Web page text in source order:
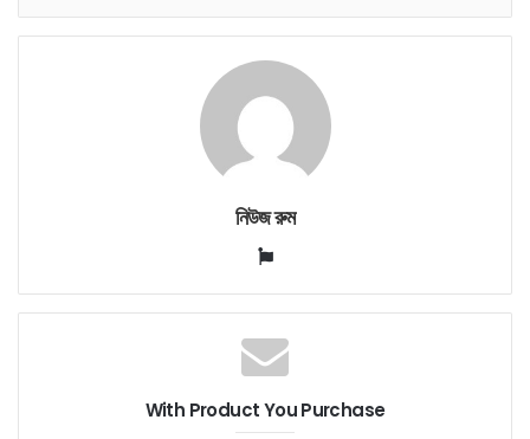
নিউজ রুম
Website
With Product You Purchase